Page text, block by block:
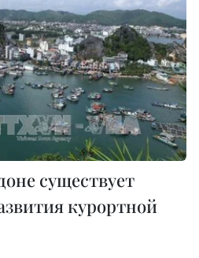
существует
курортной